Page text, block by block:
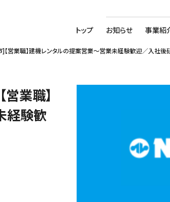
トップ お知らせ 事業紹
営業職】建機レンタルの提案営業～営業未経験歓迎／入社後
業職】
経験歓